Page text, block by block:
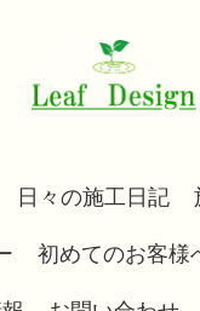
日々の施工日記
初めてのお客様